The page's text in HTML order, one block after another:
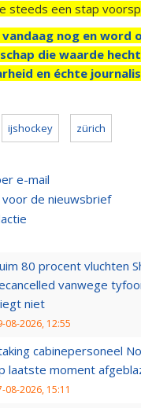
steeds een stap
nog en word
die waarde
en échte
ijshockey zürich
e-mail
voor de nieuwsbrief
80 procent vluchten
vanwege
niet
08-2026, 12:55
cabinepersoneel
laatste moment
08-2026, 15:11